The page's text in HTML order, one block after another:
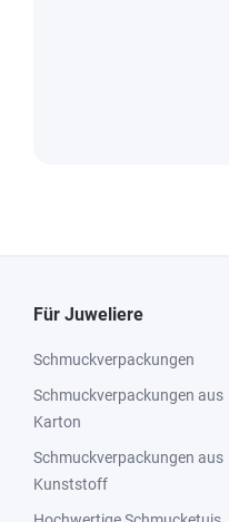
Für Juweliere
Schmuckverpackungen
Schmuckverpackungen aus
Karton
Schmuckverpackungen aus
Kunststoff